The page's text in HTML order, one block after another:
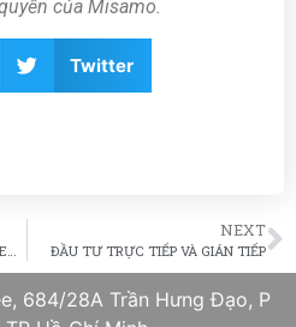
của Misamo.
Twitter
TRUNG TÂM VÙNG (REGIONAL CENTER) EB-5
NEXT
ĐẦU TƯ TRỰC TIẾP VÀ GIÁN TIẾP
684/28A Trần Hưng Đạo, P